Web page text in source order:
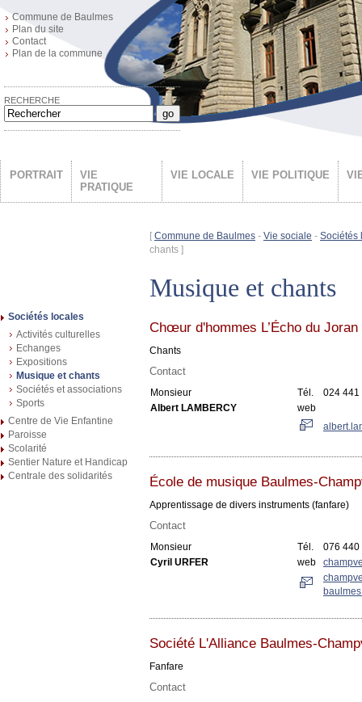
Commune de Baulmes
Plan du site
Contact
Plan de la commune
RECHERCHE
go
PORTRAIT
VIE
PRATIQUE
VIE LOCALE VIE POLITIQUE
Sociétés locales
Activités culturelles
Echanges
Expositions
Musique et chants
Sociétés et associations
Sports
Centre de Vie Enfantine
Paroisse
Scolarité
Sentier Nature et Handicap
Centrale des solidarités
[ Commune de Baulmes - Vie sociale - Sociétés
chants ]
Musique et chants
Chœur d'hommes L’Écho du Joran
Chants
Contact
Monsieur Tél.
024 441
Albert LAMBERCY
web
École de musique Baulmes-
Apprentissage de divers instruments (fanfare)
Contact
Monsieur Tél.
076 440
Cyril URFER
web
Société L'Alliance Baulmes-
Fanfare
Contact